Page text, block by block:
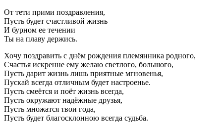
От тети прими поздравления,
Пусть будет счастливой жизнь
И бурном ее течении
Ты на плаву держись.
Хочу поздравить с днём рождения племянника родного,
Счастья искренне ему желаю светлого, большого,
Пусть дарит жизнь лишь приятные мгновенья,
Пускай всегда отличным будет настроенье.
Пусть смеётся и поёт жизнь всегда,
Пусть окружают надёжные друзья,
Пусть множатся твои года,
Пусть будет благосклонною всегда судьба.